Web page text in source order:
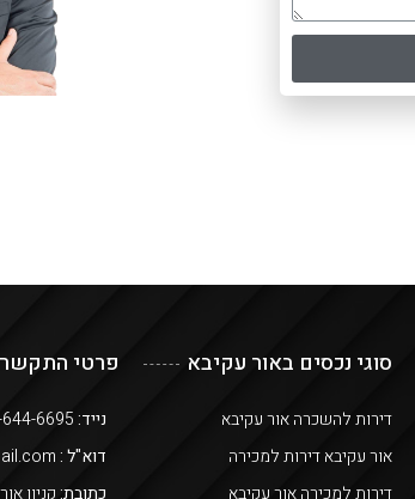
סוגי נכסים באור עקיבא
דירות להשכרה אור עקיבא
אור עקיבא דירות למכירה
דירות למכירה אור עקיבא
פרטי
נייד:
דוא"ל :
כתובת:קניון